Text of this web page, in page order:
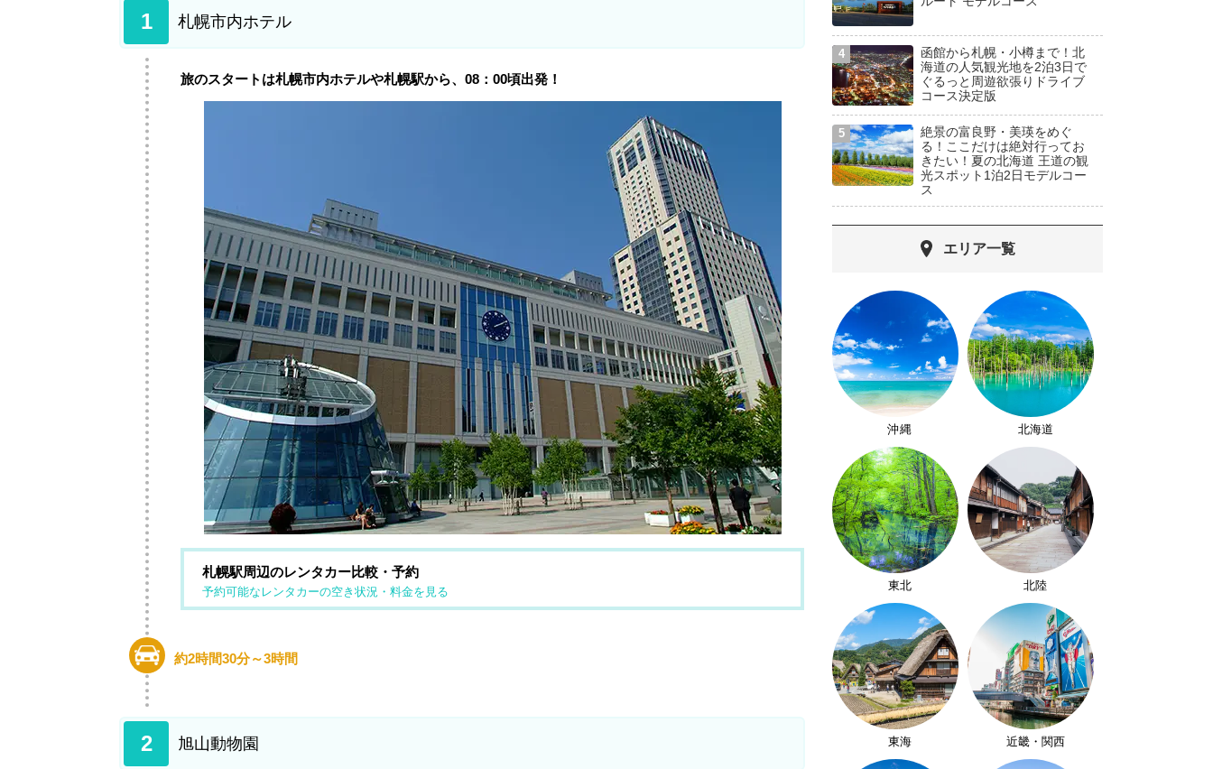
1 札幌市内ホテル
旅のスタートは札幌市内ホテルや札幌駅から、08：00頃出発！
札幌駅周辺のレンタカー比較・予約
予約可能なレンタカーの空き状況・料金を見る
約2時間30分～3時間
2 旭山動物園
函館から札幌・小樽まで！北
海道の人気観光地を2泊3日で
ぐるっと周遊欲張りドライブ
コース決定版
絶景の富良野・美瑛をめぐ
る！ここだけは絶対行ってお
きたい！夏の北海道 王道の観
光スポット1泊2日モデルコー
ス
エリア一覧
沖縄 北海道
東北 北陸
東海 近畿・関西